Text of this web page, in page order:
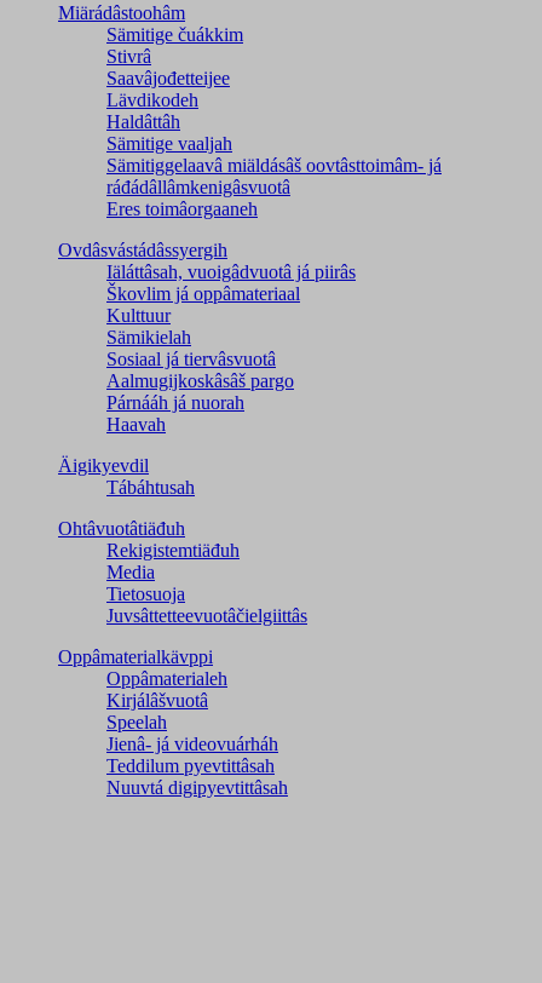
Miärádâstoohâm
Sämitige čuákkim
Stivrâ
Saavâjođetteijee
Lävdikodeh
Haldâttâh
Sämitige vaaljah
Sämitiggelaavâ miäldásâš oovtâsttoimâm- já
ráđádâllâmkenigâsvuotâ
Eres toimâorgaaneh
Ovdâsvástádâssyergih
Iäláttâsah, vuoigâdvuotâ já piirâs
Škovlim já oppâmateriaal
Kulttuur
Sämikielah
Sosiaal já tiervâsvuotâ
Aalmugijkoskâsâš pargo
Párnááh já nuorah
Haavah
Äigikyevdil
Tábáhtusah
Ohtâvuotâtiäđuh
Rekigistemtiäđuh
Media
Tietosuoja
Juvsâttetteevuotâčielgiittâs
Oppâmaterialkävppi
Oppâmaterialeh
Kirjálâšvuotâ
Speelah
Jienâ- já videovuárháh
Teddilum pyevtittâsah
Nuuvtá digipyevtittâsah